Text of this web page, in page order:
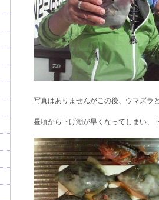
写真はありませんがこの後、ウマズラ
昼頃から下げ潮が早くなってしまい、